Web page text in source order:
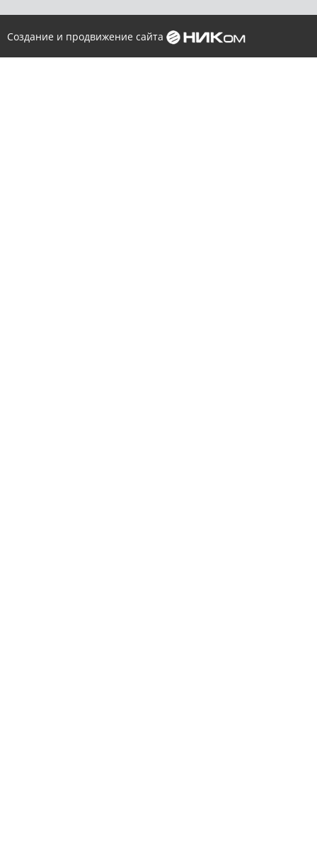
Создание и продвижение сайта